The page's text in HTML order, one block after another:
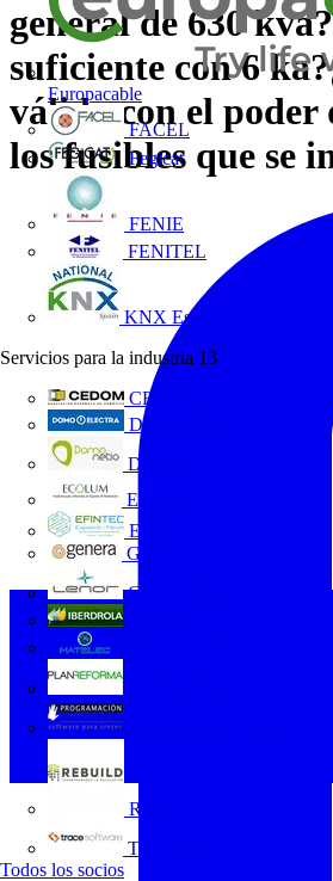
Europacable
FACEL
Fegicat
FENIE
FENITEL
KNX España
Servicios para la industria 13
CEDOM
Domo Electra
Domonetio
Ecolum
Efintec
GENERA
Grupo Lenor
REBUILD
Trace Software
Todos los socios
general de 630
suficiente con 6
válido con el poder
los fusibles que se